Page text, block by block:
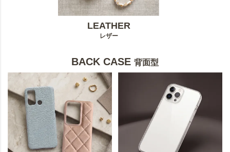
LEATHER
レザー
BACK CASE 背面型